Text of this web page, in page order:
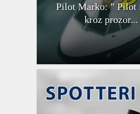
Pilot Marko: ” Pilot
kroz prozor...